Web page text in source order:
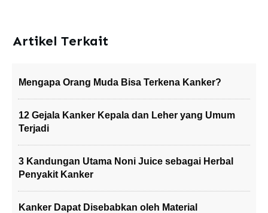
Artikel Terkait
Mengapa Orang Muda Bisa Terkena Kanker?
12 Gejala Kanker Kepala dan Leher yang Umum
Terjadi
3 Kandungan Utama Noni Juice sebagai Herbal
Penyakit Kanker
Kanker Dapat Disebabkan oleh Material